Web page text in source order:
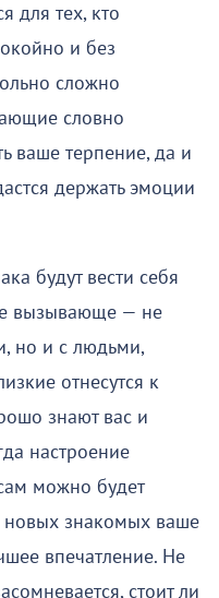
для тех, кто
и без
сложно
словно
ваше терпение, да и
держать эмоции
будут вести себя
вызывающе — не
но и с людьми,
отнесутся к
знают вас и
настроение
можно будет
новых знакомых ваше
впечатление. Не
стоит ли